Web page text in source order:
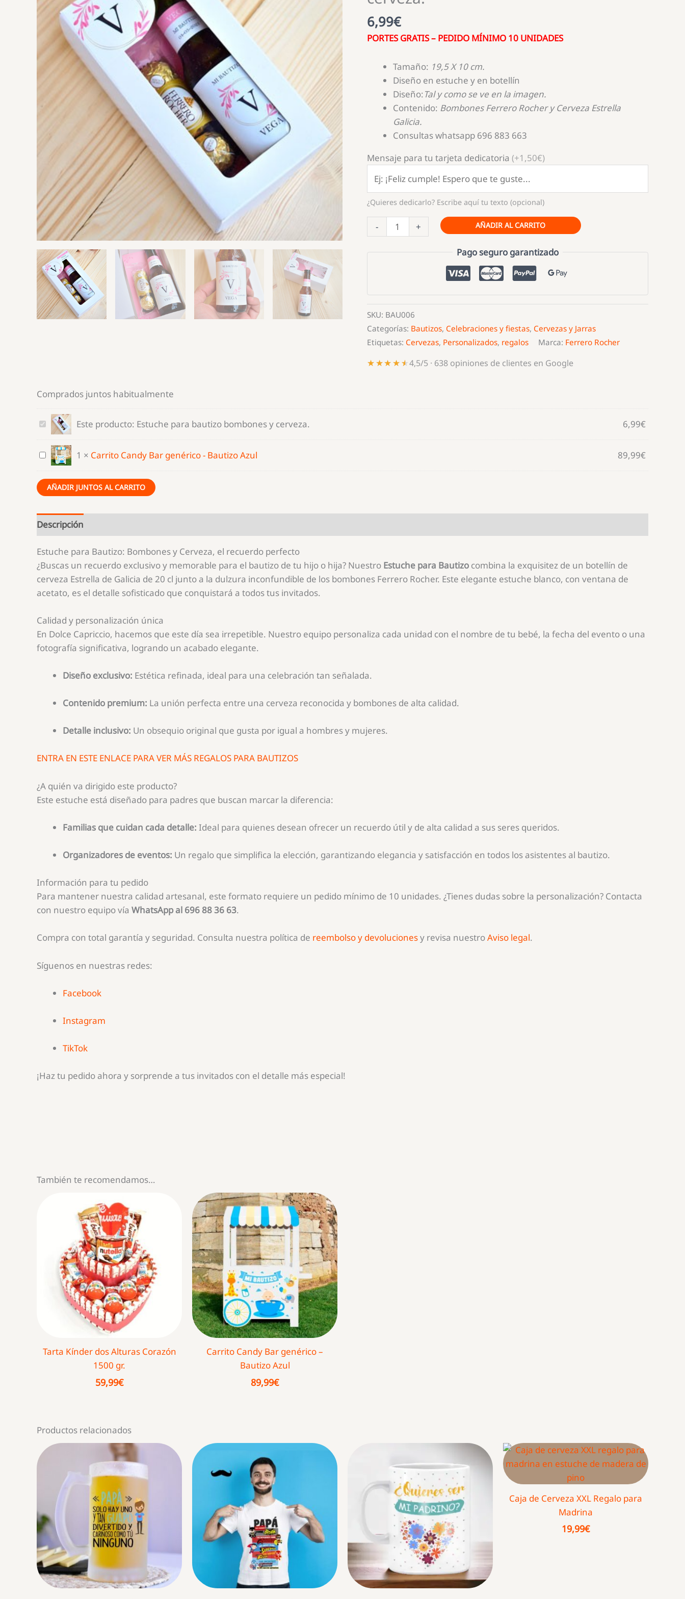
6,99€
PORTES GRATIS – PEDIDO MÍNIMO 10 UNIDADES
Tamaño: 19,5 X 10 cm.
Diseño en estuche y en botellín
Diseño:Tal y como se ve en la imagen.
Contenido: Bombones Ferrero Rocher y Cerveza Estrella
Galicia.
Consultas whatsapp 696 883 663
Mensaje para tu tarjeta dedicatoria (+1,50€)
¿Quieres dedicarlo? Escribe aquí tu texto (opcional)
-
Estuche
para
bautizo
cerveza.
cantidad
+ AÑADIR AL CARRITO
Pago seguro garantizado
SKU: BAU006
Categorías: Bautizos, Celebraciones y fiestas, Cervezas y Jarras
Etiquetas: Cervezas, Personalizados, regalos Marca: Ferrero Rocher
★★★★★
★★★★★4,5/5 · 638 opiniones de clientes en Google
Comprados juntos habitualmente
Estuche
para
bautizo
bombones
y
cerveza.
Este producto: Estuche para bautizo bombones y cerveza. 6,99€
Carrito
Candy
Bar
genérico
Bautizo
Azul
1 × Carrito Candy Bar genérico - Bautizo Azul 89,99€
AÑADIR JUNTOS AL CARRITO
Descripción
Estuche para Bautizo: Bombones y Cerveza, el recuerdo perfecto
¿Buscas un recuerdo exclusivo y memorable para el bautizo de tu hijo o hija? Nuestro Estuche para Bautizo combina la exquisitez de un botellín de
cerveza Estrella de Galicia de 20 cl junto a la dulzura inconfundible de los bombones Ferrero Rocher. Este elegante estuche blanco, con ventana de
acetato, es el detalle sofisticado que conquistará a todos tus invitados.
Calidad y personalización única
En Dolce Capriccio, hacemos que este día sea irrepetible. Nuestro equipo personaliza cada unidad con el nombre de tu bebé, la fecha del evento o una
fotografía significativa, logrando un acabado elegante.
Diseño exclusivo: Estética refinada, ideal para una celebración tan señalada.
Contenido premium: La unión perfecta entre una cerveza reconocida y bombones de alta calidad.
Detalle inclusivo: Un obsequio original que gusta por igual a hombres y mujeres.
ENTRA EN ESTE ENLACE PARA VER MÁS REGALOS PARA BAUTIZOS
¿A quién va dirigido este producto?
Este estuche está diseñado para padres que buscan marcar la diferencia:
Familias que cuidan cada detalle: Ideal para quienes desean ofrecer un recuerdo útil y de alta calidad a sus seres queridos.
Organizadores de eventos: Un regalo que simplifica la elección, garantizando elegancia y satisfacción en todos los asistentes al bautizo.
Información para tu pedido
Para mantener nuestra calidad artesanal, este formato requiere un pedido mínimo de 10 unidades. ¿Tienes dudas sobre la personalización? Contacta
con nuestro equipo vía WhatsApp al 696 88 36 63.
Compra con total garantía y seguridad. Consulta nuestra política de reembolso y devolucionesy revisa nuestroAviso legal.
Síguenos en nuestras redes:
Facebook
Instagram
TikTok
¡Haz tu pedido ahora y sorprende a tus invitados con el detalle más especial!
También te recomendamos…
Tarta Kínder dos Alturas Corazón
1500 gr.
59,99€
Carrito Candy Bar genérico –
Bautizo Azul
89,99€
Productos relacionados
Caja de Cerveza XXL Regalo para
Madrina
19,99€